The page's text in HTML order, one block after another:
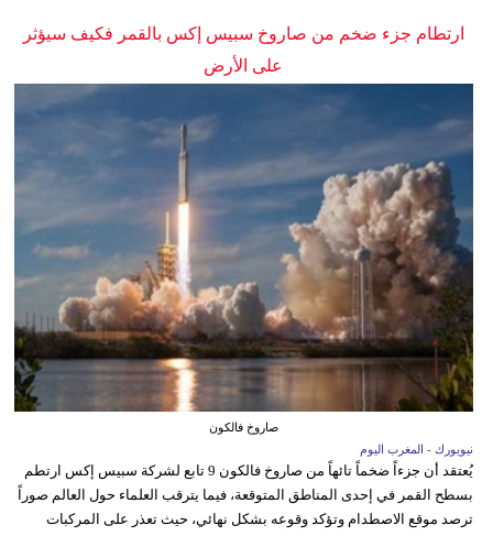
ارتطام جزء ضخم من صاروخ سبيس إكس بالقمر فكيف سيؤثر
على الأرض
صاروخ فالكون
نيويورك - المغرب اليوم
يُعتقد أن جزءاً ضخماً تائهاً من صاروخ فالكون 9 تابع لشركة سبيس إكس ارتطم
بسطح القمر في إحدى المناطق المتوقعة، فيما يترقب العلماء حول العالم صوراً
ترصد موقع الاصطدام وتؤكد وقوعه بشكل نهائي، حيث تعذر على المركبات